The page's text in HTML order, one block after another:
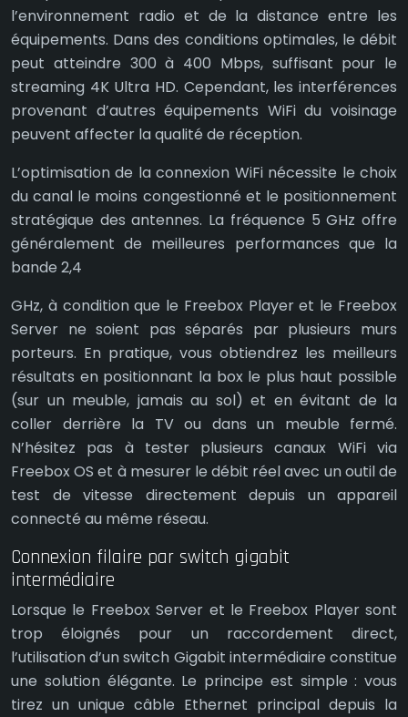
l’environnement radio et de la distance entre les
équipements. Dans des conditions optimales, le débit
peut atteindre 300 à 400 Mbps, suffisant pour le
streaming 4K Ultra HD. Cependant, les interférences
provenant d’autres équipements WiFi du voisinage
peuvent affecter la qualité de réception.
L’optimisation de la connexion WiFi nécessite le choix
du canal le moins congestionné et le positionnement
stratégique des antennes. La fréquence 5 GHz offre
généralement de meilleures performances que la
bande 2,4
GHz, à condition que le Freebox Player et le Freebox
Server ne soient pas séparés par plusieurs murs
porteurs. En pratique, vous obtiendrez les meilleurs
résultats en positionnant la box le plus haut possible
(sur un meuble, jamais au sol) et en évitant de la
coller derrière la TV ou dans un meuble fermé.
N’hésitez pas à tester plusieurs canaux WiFi via
Freebox OS et à mesurer le débit réel avec un outil de
test de vitesse directement depuis un appareil
connecté au même réseau.
Connexion filaire par switch gigabit
intermédiaire
Lorsque le Freebox Server et le Freebox Player sont
trop éloignés pour un raccordement direct,
l’utilisation d’un switch Gigabit intermédiaire constitue
une solution élégante. Le principe est simple : vous
tirez un unique câble Ethernet principal depuis la